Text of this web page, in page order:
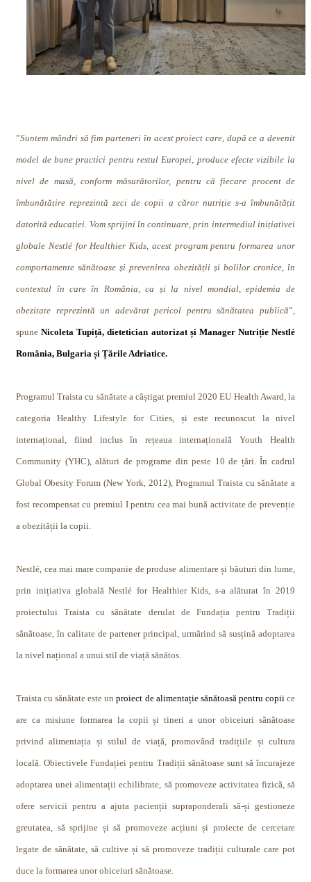
”Suntem mândri să fim parteneri în acest proiect care, după ce a devenit
model de bune practici pentru restul Europei, produce efecte vizibile la
nivel de masă, conform măsurătorilor, pentru că fiecare procent de
îmbunătățire reprezintă zeci de copii a căror nutriție s-a îmbunătățit
datorită educației. Vom sprijini în continuare, prin intermediul inițiativei
globale Nestlé for Healthier Kids, acest program pentru formarea unor
comportamente sănătoase și prevenirea obezității și bolilor cronice, în
contextul în care în România, ca și la nivel mondial, epidemia de
obezitate reprezintă un adevărat pericol pentru sănătatea publică”,
spuneNicoleta Tupiță, dietetician autorizat și Manager Nutriție Nestlé
România, Bulgaria și Țările Adriatice.
Programul Traista cu sănătate a câștigat premiul 2020 EU Health Award, la
categoria Healthy Lifestyle for Cities, și este recunoscut la nivel
internațional, fiind inclus în rețeaua internațională Youth Health
Community (YHC), alături de programe din peste 10 de țări. În cadrul
Global Obesity Forum (New York, 2012), Programul Traista cu sănătate a
fost recompensat cu premiul I pentru cea mai bună activitate de prevenție
a obezității la copii.
Nestlé, cea mai mare companie de produse alimentare și băuturi din lume,
prin inițiativa globală Nestlé for Healthier Kids, s-a alăturat în 2019
proiectului Traista cu sănătate derulat de Fundația pentru Tradiții
sănătoase, în calitate de partener principal, urmărind să susțină adoptarea
la nivel național a unui stil de viață sănătos.
Traista cu sănătateeste unproiect de alimentație sănătoasă pentru copiice
are ca misiune formarea la copii și tineri a unor obiceiuri sănătoase
privind alimentația și stilul de viață, promovând tradițiile și cultura
locală. Obiectivele Fundației pentru Tradiții sănătoase sunt să încurajeze
adoptarea unei alimentații echilibrate, să promoveze activitatea fizică, să
ofere servicii pentru a ajuta pacienții supraponderali să-și gestioneze
greutatea, să sprijine și să promoveze acțiuni și proiecte de cercetare
legate de sănătate, să cultive și să promoveze tradiții culturale care pot
duce la formarea unor obiceiuri sănătoase.